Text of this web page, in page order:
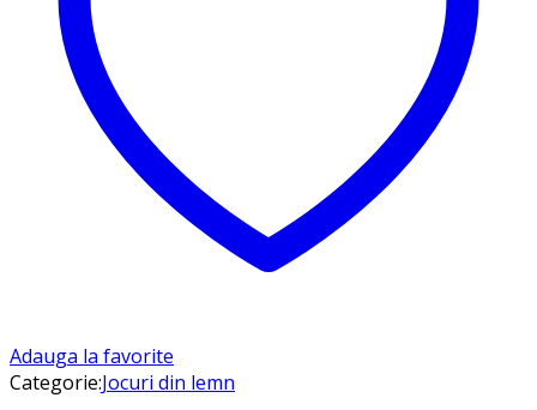
Adauga la favorite
Categorie:Jocuri din lemn